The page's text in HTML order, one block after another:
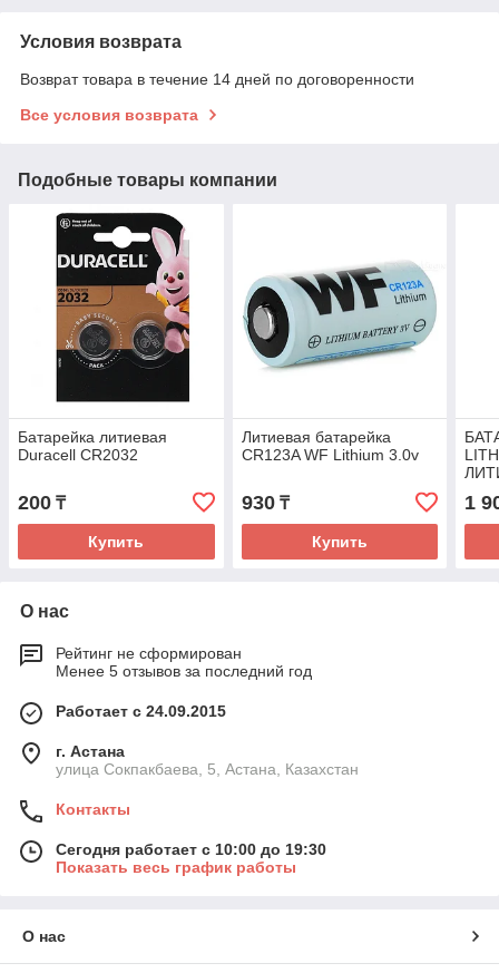
Условия возврата
Возврат товара в течение 14 дней по договоренности
Все условия возврата
Подобные товары компании
Батарейка литиевая
Duracell CR2032
200 ₸
Купить
Литиевая батарейка
CR123A WF Lithium 3.0v
930₸
Купить
1
О нас
Рейтинг не сформирован
Менее 5 отзывов за последний год
Работает с 24.09.2015
г. Астана
улица Сокпакбаева, 5, Астана, Казахстан
Контакты
Сегодня работает с 10:00 до 19:30
Показать весь график работы
О нас